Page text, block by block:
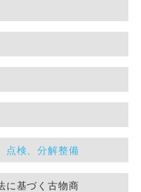
点検、分解整備
に基づく古物商